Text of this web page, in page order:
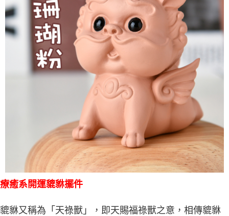
療癒系開運貔貅擺件
貔貅又稱為「天祿獸」，即天賜福祿獸之意，相傳貔貅